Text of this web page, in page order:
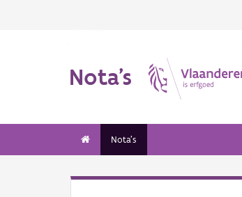
Nota's
Nota's